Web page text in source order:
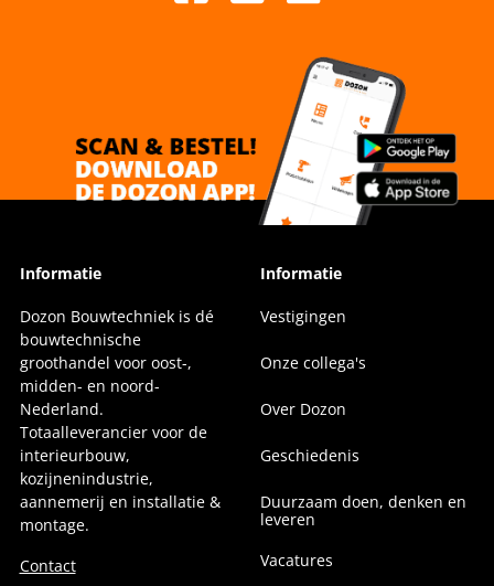
Informatie
Dozon Bouwtechniek is dé
bouwtechnische
groothandel voor oost-,
midden- en noord-
Nederland.
Totaalleverancier voor de
interieurbouw,
kozijnenindustrie,
aannemerij en installatie &
montage.
Contact
Informatie
Vestigingen
Onze collega's
Over Dozon
Geschiedenis
Duurzaam doen, denken en
leveren
Vacatures